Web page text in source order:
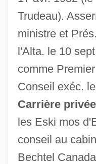
Trudeau).
ministre et
l'Alta. le 10
comme
Conseil exéc.
Carrière
les Eski mos
conseil au
Bechtel